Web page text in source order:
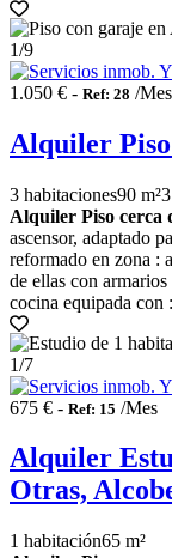
1/9
1.050 € - Ref: 28 /Mes
Alquiler
3 habitaciones90 m²
Alquiler Piso cerca
ascensor, adaptado
reformado en zona :
de ellas con
cocina equipada con
1/7
675 € - Ref: 15 /Mes
Alquiler
Otras,
1 habitación65 m²